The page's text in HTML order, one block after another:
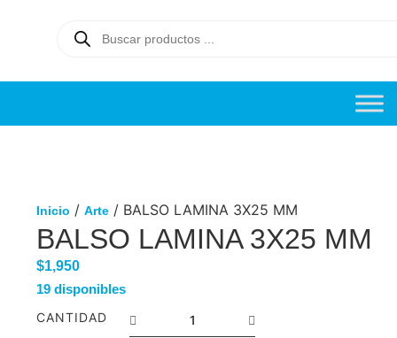
Inicio / Arte / BALSO LAMINA 3X25 MM
BALSO LAMINA 3X25 MM
$1,950
19 disponibles
CANTIDAD